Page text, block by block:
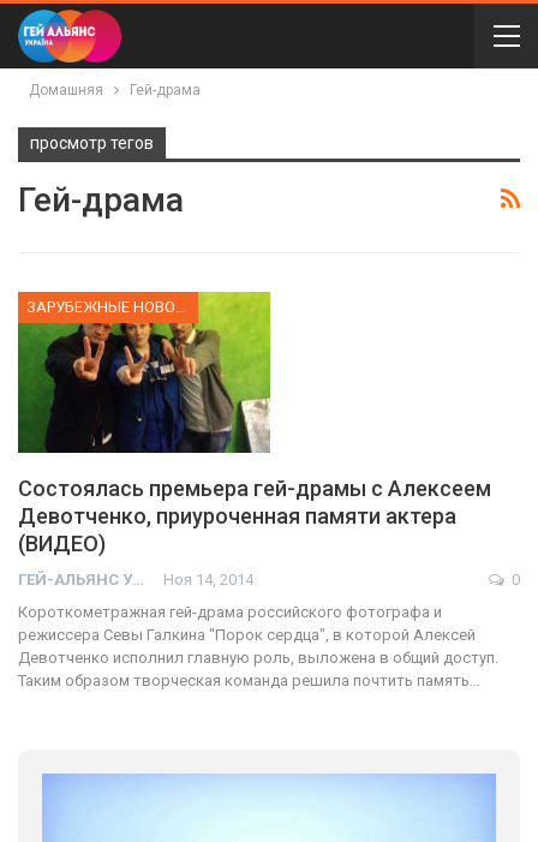
Домашняя Гей-драма
просмотр тегов
Гей-драма
Состоялась премьера гей-драмы с Алексеем
Девотченко, приуроченная памяти актера
(ВИДЕО)
ГЕЙ-АЛЬЯНС УКРАИНА Ноя 14, 2014
0
Короткометражная гей-драма российского фотографа и
режиссера Севы Галкина "Порок сердца", в которой Алексей
Девотченко исполнил главную роль, выложена в общий доступ.
Таким образом творческая команда решила почтить память…